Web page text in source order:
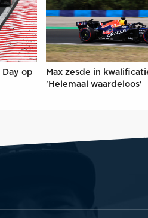
op
Max zesde in
'Helemaal waardeloos'